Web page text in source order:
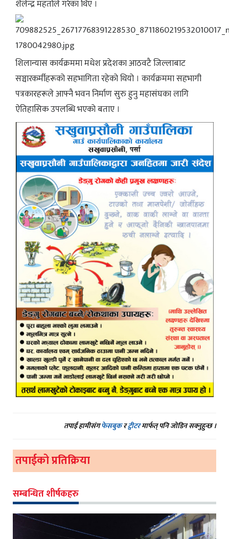
शैलेन्द्र महतोले गरेका थिए ।
शिलान्यास कार्यक्रममा मधेश प्रदेशका आठवटै जिल्लाबाट
सञ्चारकर्मीहरूको सहभागिता रहेको थियो । कार्यक्रममा सहभागी
पत्रकारहरूले आफ्नै भवन निर्माण सुरु हुनु महासंघका लागि
ऐतिहासिक उपलब्धि भएको बताए ।
तपाईं हामीसंगफेसबुकरट्वीटरमार्फत् पनि जोडिन सक्नुहुन्छ ।
तपाईको प्रतिक्रिया
सम्बन्धित शीर्षकहरु